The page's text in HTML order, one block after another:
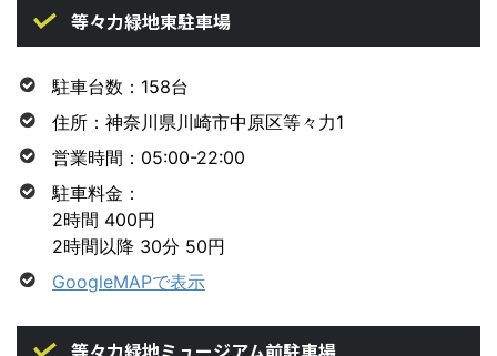
等々力緑地東駐車場
駐車台数：158台
住所：神奈川県川崎市中原区等々力1
営業時間：05:00-22:00
駐車料金：
2時間 400円
2時間以降 30分 50円
GoogleMAPで表示
等々力緑地ミュージアム前駐車場